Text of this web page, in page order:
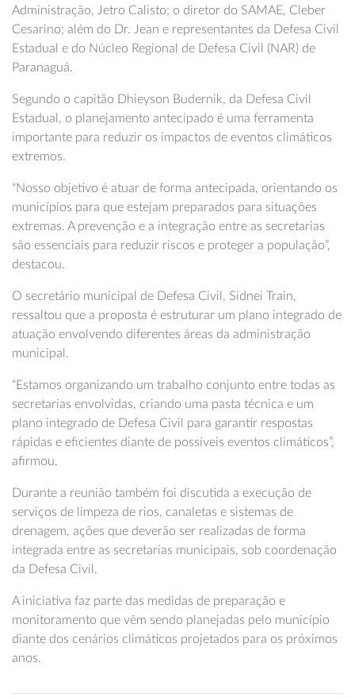
Administração, Jetro Calisto; o diretor do SAMAE, Cleber
Cesarino; além do Dr. Jean e representantes da Defesa Civil
Estadual e do Núcleo Regional de Defesa Civil (NAR) de
Paranaguá.
Segundo o capitão Dhieyson Budernik, da Defesa Civil
Estadual, o planejamento antecipado é uma ferramenta
importante para reduzir os impactos de eventos climáticos
extremos.
“Nosso objetivo é atuar de forma antecipada, orientando os
municípios para que estejam preparados para situações
extremas. A prevenção e a integração entre as secretarias
são essenciais para reduzir riscos e proteger a população”,
destacou.
O secretário municipal de Defesa Civil, Sidnei Train,
ressaltou que a proposta é estruturar um plano integrado de
atuação envolvendo diferentes áreas da administração
municipal.
“Estamos organizando um trabalho conjunto entre todas as
secretarias envolvidas, criando uma pasta técnica e um
plano integrado de Defesa Civil para garantir respostas
rápidas e eficientes diante de possíveis eventos climáticos”,
afirmou.
Durante a reunião também foi discutida a execução de
serviços de limpeza de rios, canaletas e sistemas de
drenagem, ações que deverão ser realizadas de forma
integrada entre as secretarias municipais, sob coordenação
da Defesa Civil.
A iniciativa faz parte das medidas de preparação e
monitoramento que vêm sendo planejadas pelo município
diante dos cenários climáticos projetados para os próximos
anos.